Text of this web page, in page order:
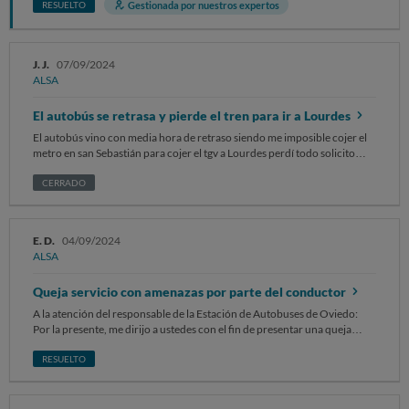
después de lo previsto, por lo cual, he perdido la conexión, también con
conexión, pese a que los gastos ocasionados por este perjuicio han sido
muchos mayores. Sin otro particular, atentamente Gabriel Quesada
RESUELTO Gestionada por nuestros expertos
J. J. 07/09/2024
ALSA
El autobús se retrasa y pierde el tren para ir a Lourdes
El autobús vino con media hora de retraso siendo me imposible cojer el
metro en san Sebastián para cojer el tgv a Lourdes perdí todo solicito
CERRADO
E. D. 04/09/2024
ALSA
Queja servicio con amenazas por parte del conductor
A la atención del responsable de la Estación de Autobuses de Oviedo:
Por la presente, me dirijo a ustedes con el fin de presentar una queja
una de sus líneas de autobuses urbanos C1, específicamente con el
RESUELTO